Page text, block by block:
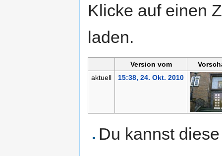
Klicke auf einen
laden.
Version vom
aktuell
15:38, 24. Okt. 2010
Du kannst